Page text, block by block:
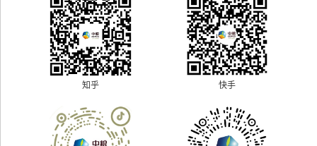
知乎 快手